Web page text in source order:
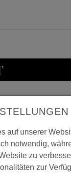
GmbH
20
bis Donnerstag
auf unserer
notwendig,
zu
zur